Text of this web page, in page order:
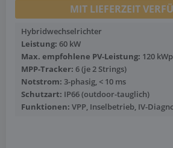
MIT LIEFERZEIT
Hybridwechselrichter
Leistung: 60 kW
Max. empfohlene PV-Leistung: 120 kWp
MPP-Tracker: 6 (je 2 Strings)
Notstrom: 3-phasig, < 10 ms
Schutzart: IP66 (outdoor-tauglich)
Funktionen: VPP, Inselbetrieb, IV-